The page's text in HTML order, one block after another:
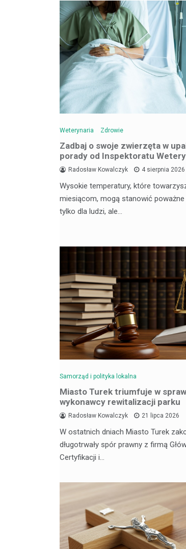
Weterynaria Zdrowie
Zadbaj o swoje zwierzęta w
porady od Inspektoratu
Radosław Kowalczyk 4 sierpnia 2026
Wysokie temperatury, które
miesiącom, mogą stanowić poważne
tylko dla ludzi, ale…
Samorząd i polityka lokalna
Miasto Turek triumfuje w
wykonawcy rewitalizacji parku
Radosław Kowalczyk 21 lipca 2026
W ostatnich dniach Miasto Turek
długotrwały spór prawny z firmą
Certyfikacji i…